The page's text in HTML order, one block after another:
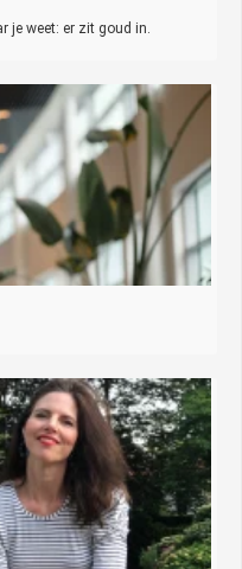
je weet: er zit goud in.